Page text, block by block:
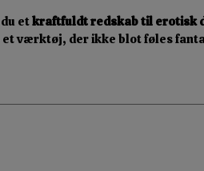
etkraftfuldt redskab til erotisk
værktøj, der ikke blot føles